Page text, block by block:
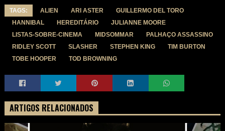
TAGS: ALIEN ARI ASTER
GUILLERMO DEL TORO
HANNIBAL
HEREDITÁRIO
JULIANNE MOORE
LISTAS-SOBRE-CINEMA
MIDSOMMAR
PALHAÇO ASSASSINO
RIDLEY SCOTT
SLASHER STEPHEN KING
TIM BURTON
TOBE HOOPER
TOD BROWNING
ARTIGOS RELACIONADOS